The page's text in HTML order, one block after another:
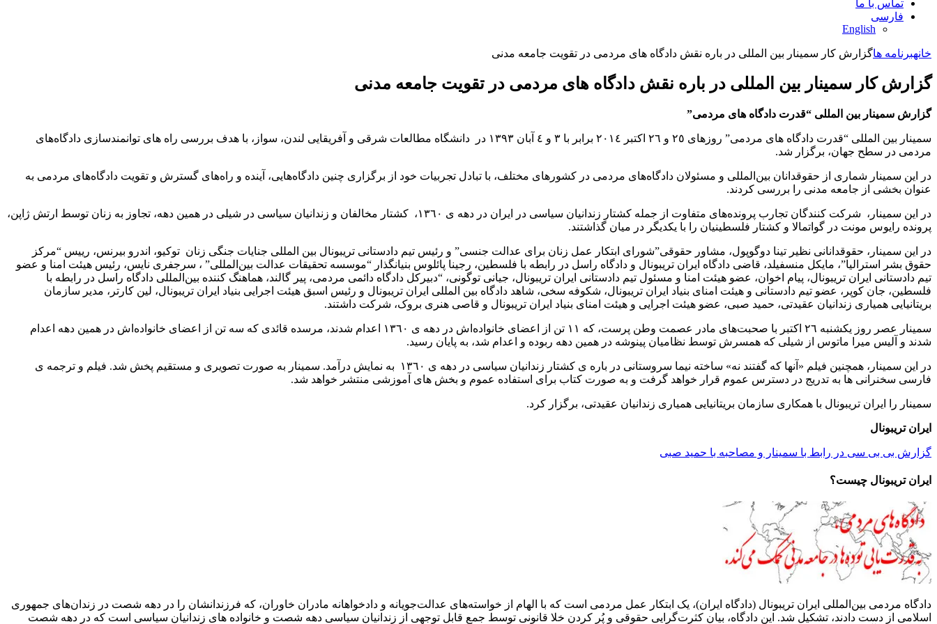
تماس با ما
فارسی
English
خانهبرنامه هاگزارش کار سمینار بین المللی در باره نقش دادگاه های مردمی در تقویت جامعه مدنی
گزارش کار سمینار بین المللی در باره نقش دادگاه های مردمی در تقویت جامعه مدنی
گزارش سمینار بین المللی “قدرت دادگاه های مردمی”
سمینار بین المللی “قدرت دادگاه های مردمی” روزهای ٢٥ و ٢٦ اکتبر ٢٠١٤ برابر با ٣ و ٤ آبان ١٣٩٣ در دانشگاه مطالعات شرقی و آفریقایی لندن، سواز، با هدف بررسی راه های توانمندسازی دادگاه‌های
مردمی در سطح جهان، برگزار شد.
در این سمینار شماری از حقوقدانان بین‌المللی و مسئولان دادگاه‌های مردمی در کشورهای مختلف، با تبادل تجربیات خود از برگزاری چنین دادگاه‌هایی، آینده و راه‌های گسترش و تقویت دادگاه‌های مردمی به
عنوان بخشی از جامعه مدنی را بررسی کردند.
در این سمینار، شرکت کنندگان تجارب پرونده‌های متفاوت از جمله کشتار زندانیان سیاسی در ایران در دهه ی ١٣٦٠، کشتار مخالفان و زندانیان سیاسی در شیلی در همین دهه، تجاوز به زنان توسط ارتش ژاپن،
پرونده رایوس مونت در گواتمالا و کشتار فلسطینیان را با یکدیگر در میان گذاشتند.
در این سمینار، حقوقدانانی نظیر تینا دوگوپول، مشاور حقوقی”شورای ابتکار عمل زنان برای عدالت جنسی” و رئیس تیم دادستانی تریبونال بین المللی جنایات جنگی زنان توکیو، اندرو بیرنس، رییس “مرکز
حقوق بشر استرالیا”، مایکل منسفیلد، قاضی دادگاه ایران تریبونال و دادگاه راسل در رابطه با فلسطین، رجینا پائلوس بنیانگذار “موسسه تحقیقات عدالت بین‌المللی” ، سرجفری نایس، رئیس هیئت امنا و عضو
تیم دادستانی ایران تریبونال، پیام اخوان، عضو هیئت امنا و مسئول تیم دادستانی ایران تریبونال، جیانی توگونی، “دبیرکل دادگاه دائمی مردمی، پیر گالند، هماهنگ کننده بین‌المللی دادگاه راسل در رابطه با
فلسطین، جان کوپر، عضو تیم دادستانی و هیئت امنای بنیاد ایران تریبونال، شکوفه سخی، شاهد دادگاه بین المللی ایران تریبونال و رئیس اسبق هیئت اجرایی بنیاد ایران تریبونال، لین کارتر، مدیر سازمان
بریتانیایی همیاری زندانیان عقیدتی، حمید صبی، عضو هیئت اجرایی و هیئت امنای بنیاد ایران تریبونال و قاصی هنری بروک، شرکت داشتند.
سمینار عصر روز یکشنبه ٢٦ اکتبر با صحبت‌های مادر عصمت وطن پرست، که ۱۱ تن از اعضای خانواده‌اش در دهه ی ١٣٦٠ اعدام شدند، مرسده قائدی که سه تن از اعضای خانواده‌اش در همین دهه اعدام
شدند و آلیس میرا ماتوس از شیلی که همسرش توسط نظامیان پینوشه در همین دهه ربوده و اعدام شد، به پایان رسید.
در این سمینار، همچنین فیلم «آنها که گفتند نه» ساخته نیما سروستانی در باره ی کشتار زندانیان سیاسی در دهه ی ١٣٦٠ به نمایش درآمد. سمینار به صورت تصویری و مستقیم پخش شد. فیلم و ترجمه ی
فارسی سخنرانی ها به تدریج در دسترس عموم قرار خواهد گرفت و به صورت کتاب برای استفاده عموم و بخش های آموزشی منتشر خواهد شد.
سمینار را ایران تریبونال با همکاری سازمان بریتانیایی همیاری زندانیان عقیدتی، برگزار کرد.
ایران تریبونال
گزارش بی بی سی در رابط با سمینار و مصاحبه با حمید صبی
ایران تریبونال چیست؟
دادگاه مردمی بین‌المللی ایران تریبونال (دادگاه ایران)، یک ابتکار عمل مردمی است که با الهام از خواسته‌های عدالت‌جویانه و دادخواهانه مادران خاوران، که فرزندانشان را در دهه شصت در زندان‌های جمهوری
اسلامی از دست دادند، تشکیل شد. این دادگاه، بیان کثرت‌گرایی حقوقی و پُر کردن خلا قانونی توسط جمع قابل توجهی از زندانیان سیاسی دهه شصت و خانواده های زندانیان سیاسی است که در دهه شصت